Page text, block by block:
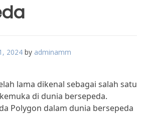
2024 by adminamm
lama dikenal sebagai salah satu
di dunia bersepeda.
Polygon dalam dunia bersepeda